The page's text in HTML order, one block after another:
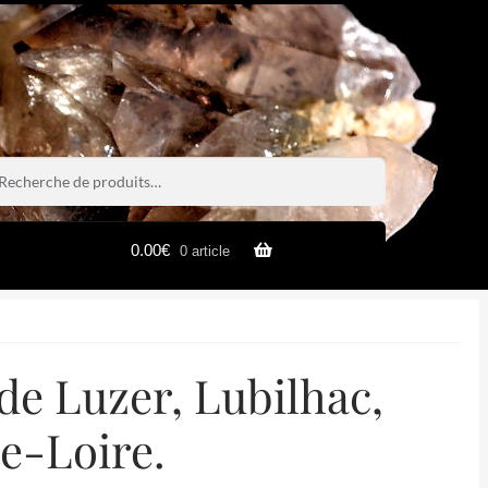
0.00€ 0 article
Luzer, Lubilhac,
Loire.